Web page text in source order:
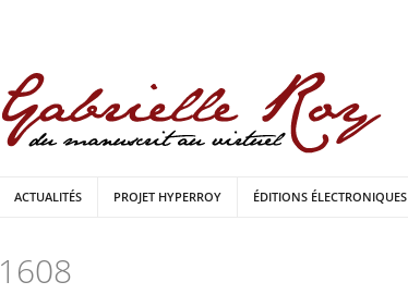
ACTUALITÉS PROJET HYPERROY ÉDITIONS ÉLECTRONIQUES
1608